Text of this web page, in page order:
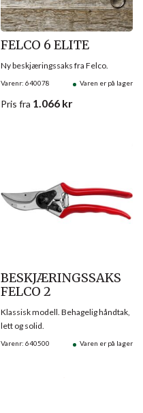
FELCO 6 ELITE
Varenr: 640078 Varen er på lager
Ny beskjæringssaks fra Felco.
Pris fra 1.066 kr
BESKJÆRINGSSAKS
FELCO 2
Varenr: 640500 Varen er på lager
Klassisk modell. Behagelig håndtak,
lett og solid.